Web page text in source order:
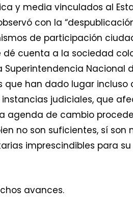
y media vinculados al
con la
de participación
dé cuenta a la sociedad
Nacional
han dado lugar incluso
judiciales, que
agenda de cambio
no son suficientes, sí
imprescindibles para
avances.